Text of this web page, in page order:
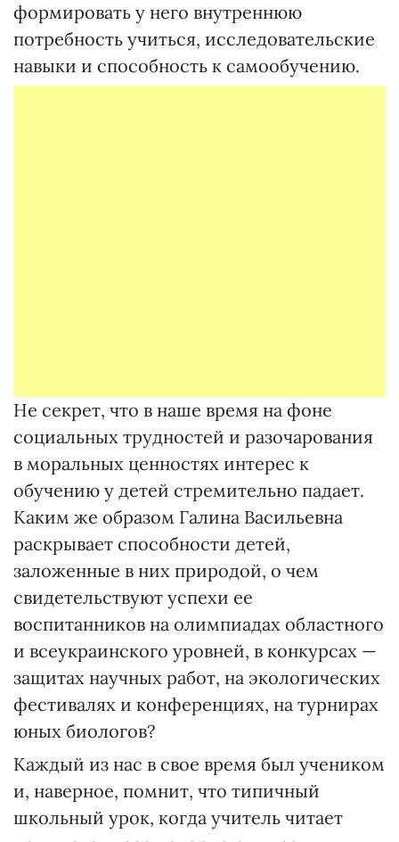
формировать у него внутреннюю
потребность учиться, исследовательские
навыки и способность к самообучению.
Не секрет, что в наше время на фоне
социальных трудностей и разочарования
в моральных ценностях интерес к
обучению у детей стремительно падает.
Каким же образом Галина Васильевна
раскрывает способности детей,
заложенные в них природой, о чем
свидетельствуют успехи ее
воспитанников на олимпиадах областного
и всеукраинского уровней, в конкурсах —
защитах научных работ, на экологических
фестивалях и конференциях, на турнирах
юных биологов?
Каждый из нас в свое время был учеником
и, наверное, помнит, что типичный
школьный урок, когда учитель читает